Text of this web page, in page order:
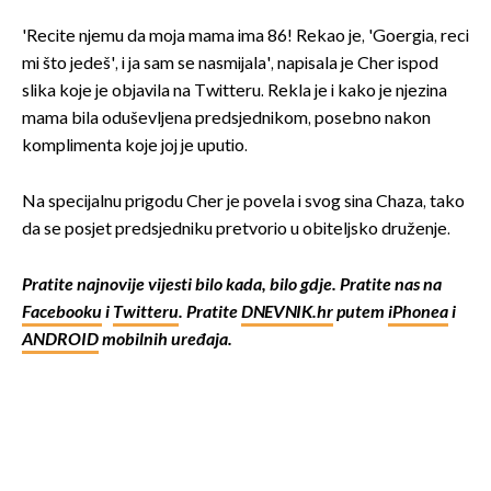
'Recite njemu da moja mama ima 86! Rekao je, 'Goergia, reci
mi što jedeš', i ja sam se nasmijala', napisala je Cher ispod
slika koje je objavila na Twitteru. Rekla je i kako je njezina
mama bila oduševljena predsjednikom, posebno nakon
komplimenta koje joj je uputio.
Na specijalnu prigodu Cher je povela i svog sina Chaza, tako
da se posjet predsjedniku pretvorio u obiteljsko druženje.
Pratite najnovije vijesti bilo kada, bilo gdje. Pratite nas na
Facebookui Twitteru. PratiteDNEVNIK.hrputem iPhoneai
ANDROIDmobilnih uređaja.